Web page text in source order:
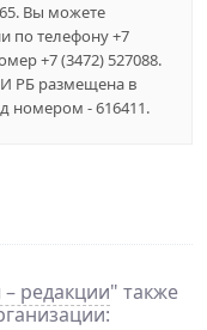
Вы можете
по телефону +7
+7 (3472) 527088.
РБ размещена в
номером - 616411.
редакции" также